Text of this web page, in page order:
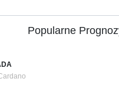
Popularne